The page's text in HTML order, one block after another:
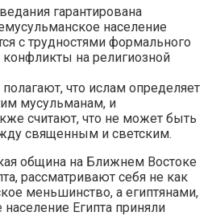
гарантирована
население
с трудностями формального
конфликты на религиозной
что ислам определяет
мусульманам, и
считают, что не может быть
священным и светским.
община на Ближнем Востоке
рассматривают себя не как
меньшинство, а египтянами,
Египта приняли